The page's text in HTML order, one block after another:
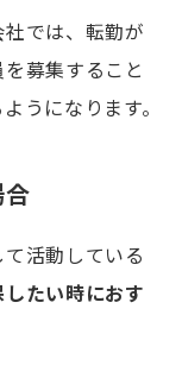
では、転勤が
募集すること
うになります。
合
活動している
たい時におす